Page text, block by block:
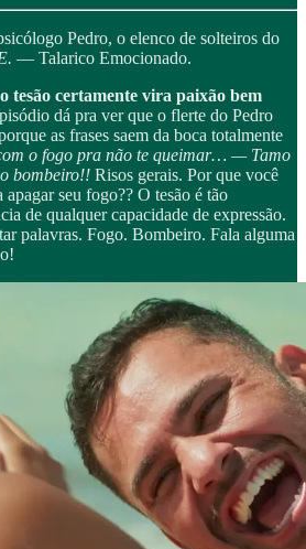
Pedro, o elenco de solteiros do
— Talarico Emocionado.
o tesão certamente vira paixão bem
dá pra ver que o flerte do Pedro
as frases saem da boca totalmente
o fogo pra não te queimar… — Tamo
bombeiro!! Risos gerais. Por que você
seu fogo?? O tesão é tão
de qualquer capacidade de expressão.
palavras. Fogo. Bombeiro. Fala alguma